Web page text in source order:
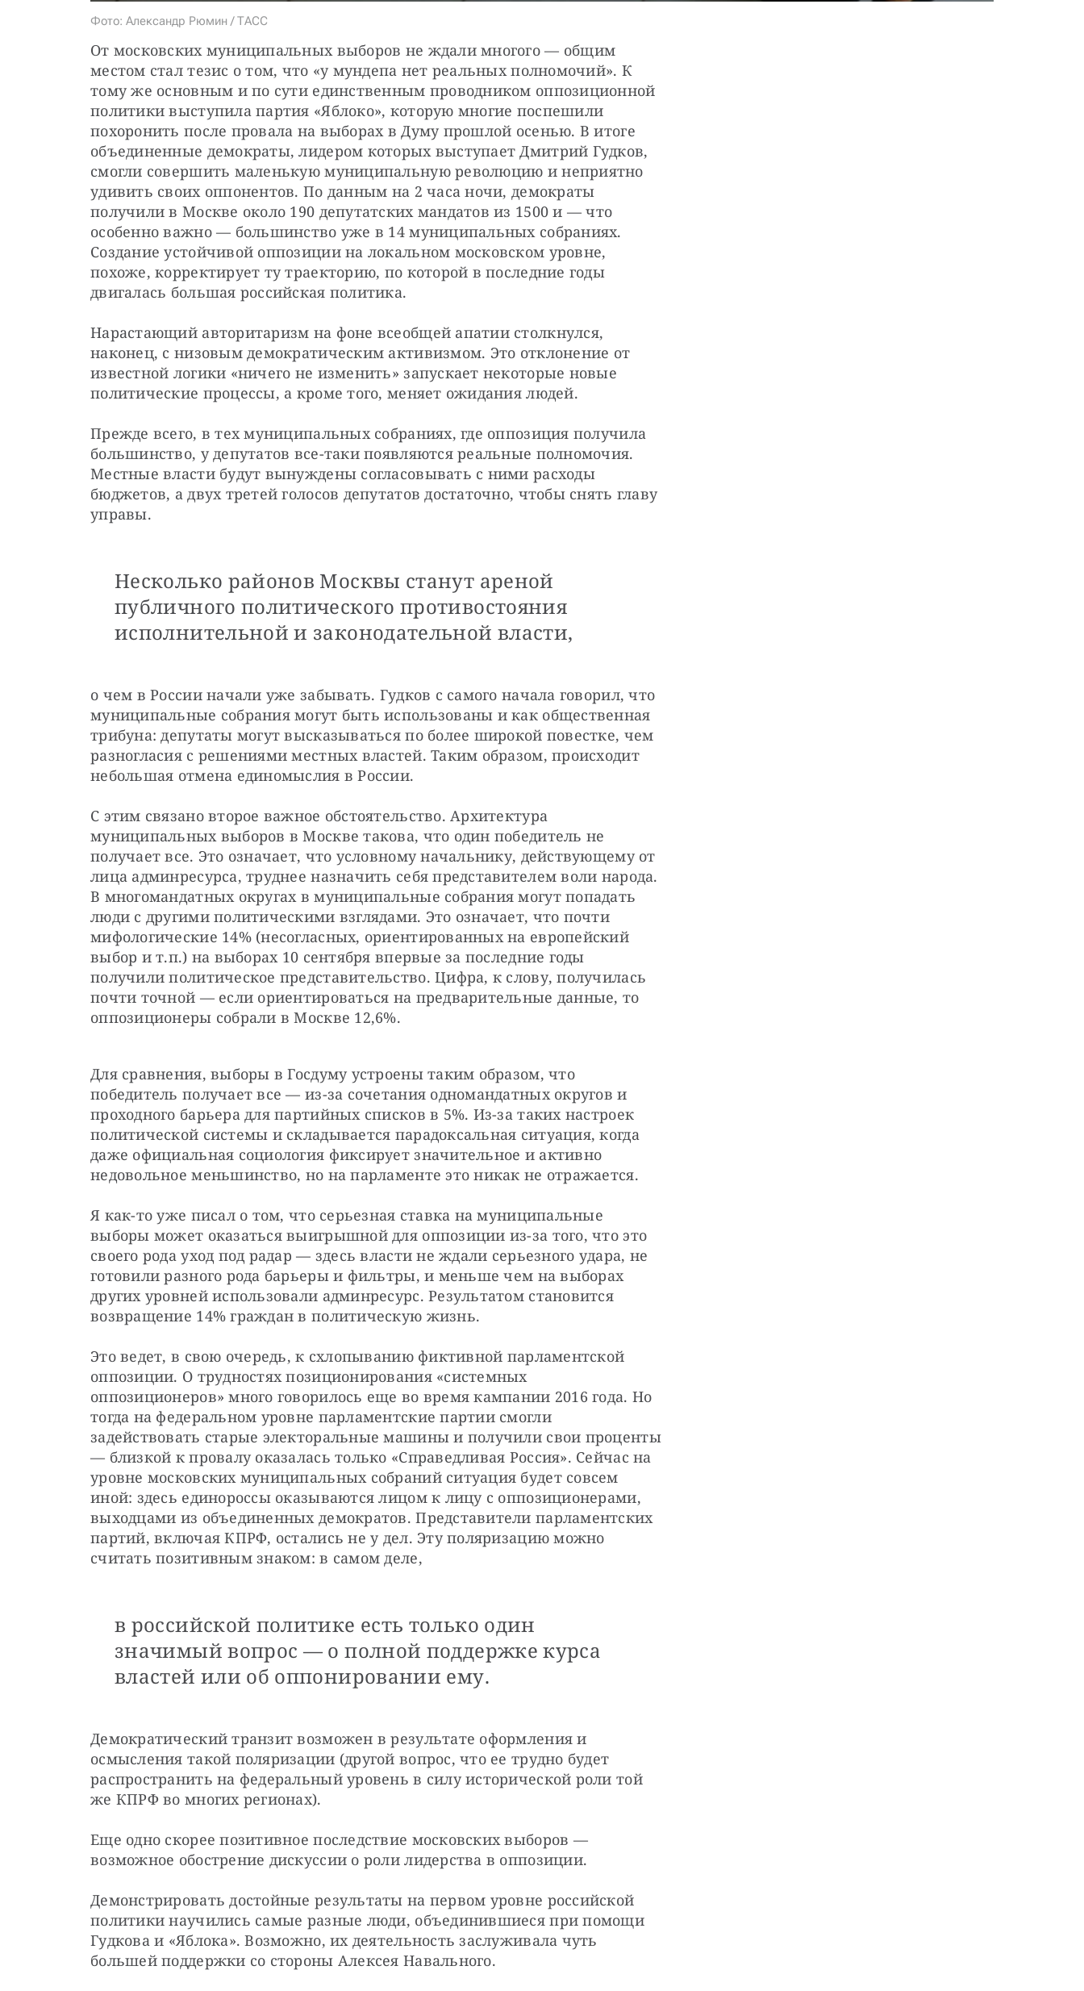
Фото: Александр Рюмин / ТАСС
От московских муниципальных выборов не ждали многого — общим
местом стал тезис о том, что «у мундепа нет реальных полномочий». К
тому же основным и по сути единственным проводником оппозиционной
политики выступила партия «Яблоко», которую многие поспешили
похоронить после провала на выборах в Думу прошлой осенью. В итоге
объединенные демократы, лидером которых выступает Дмитрий Гудков,
смогли совершить маленькую муниципальную революцию и неприятно
удивить своих оппонентов. По данным на 2 часа ночи, демократы
получили в Москве около 190 депутатских мандатов из 1500 и — что
особенно важно — большинство уже в 14 муниципальных собраниях.
Создание устойчивой оппозиции на локальном московском уровне,
похоже, корректирует ту траекторию, по которой в последние годы
двигалась большая российская политика.
Нарастающий авторитаризм на фоне всеобщей апатии столкнулся,
наконец, с низовым демократическим активизмом. Это отклонение от
известной логики «ничего не изменить» запускает некоторые новые
политические процессы, а кроме того, меняет ожидания людей.
Прежде всего, в тех муниципальных собраниях, где оппозиция получила
большинство, у депутатов все-таки появляются реальные полномочия.
Местные власти будут вынуждены согласовывать с ними расходы
бюджетов, а двух третей голосов депутатов достаточно, чтобы снять главу
управы.
Несколько районов Москвы станут ареной
публичного политического противостояния
исполнительной и законодательной власти,
о чем в России начали уже забывать. Гудков с самого начала говорил, что
муниципальные собрания могут быть использованы и как общественная
трибуна: депутаты могут высказываться по более широкой повестке, чем
разногласия с решениями местных властей. Таким образом, происходит
небольшая отмена единомыслия в России.
С этим связано второе важное обстоятельство. Архитектура
муниципальных выборов в Москве такова, что один победитель не
получает все. Это означает, что условному начальнику, действующему от
лица админресурса, труднее назначить себя представителем воли народа.
В многомандатных округах в муниципальные собрания могут попадать
люди с другими политическими взглядами. Это означает, что почти
мифологические 14% (несогласных, ориентированных на европейский
выбор и т.п.) на выборах 10 сентября впервые за последние годы
получили политическое представительство. Цифра, к слову, получилась
почти точной — если ориентироваться на предварительные данные, то
оппозиционеры собрали в Москве 12,6%.
Для сравнения, выборы в Госдуму устроены таким образом, что
победитель получает все — из-за сочетания одномандатных округов и
проходного барьера для партийных списков в 5%. Из-за таких настроек
политической системы и складывается парадоксальная ситуация, когда
даже официальная социология фиксирует значительное и активно
недовольное меньшинство, но на парламенте это никак не отражается.
Я как-то уже писал о том, что серьезная ставка на муниципальные
выборы может оказаться выигрышной для оппозиции из-за того, что это
своего рода уход под радар — здесь власти не ждали серьезного удара, не
готовили разного рода барьеры и фильтры, и меньше чем на выборах
других уровней использовали админресурс. Результатом становится
возвращение 14% граждан в политическую жизнь.
Это ведет, в свою очередь, к схлопыванию фиктивной парламентской
оппозиции. О трудностях позиционирования «системных
оппозиционеров» много говорилось еще во время кампании 2016 года. Но
тогда на федеральном уровне парламентские партии смогли
задействовать старые электоральные машины и получили свои проценты
— близкой к провалу оказалась только «Справедливая Россия». Сейчас на
уровне московских муниципальных собраний ситуация будет совсем
иной: здесь единороссы оказываются лицом к лицу с оппозиционерами,
выходцами из объединенных демократов. Представители парламентских
партий, включая КПРФ, остались не у дел. Эту поляризацию можно
считать позитивным знаком: в самом деле,
в российской политике есть только один
значимый вопрос — о полной поддержке курса
властей или об оппонировании ему.
Демократический транзит возможен в результате оформления и
осмысления такой поляризации (другой вопрос, что ее трудно будет
распространить на федеральный уровень в силу исторической роли той
же КПРФ во многих регионах).
Еще одно скорее позитивное последствие московских выборов —
возможное обострение дискуссии о роли лидерства в оппозиции.
Демонстрировать достойные результаты на первом уровне российской
политики научились самые разные люди, объединившиеся при помощи
Гудкова и «Яблока». Возможно, их деятельность заслуживала чуть
большей поддержки со стороны Алексея Навального.